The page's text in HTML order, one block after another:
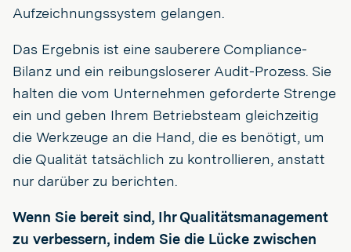
Aufzeichnungssystem gelangen.
Das Ergebnis ist eine sauberere Compliance-
Bilanz und ein reibungsloserer Audit-Prozess. Sie
halten die vom Unternehmen geforderte Strenge
ein und geben Ihrem Betriebsteam gleichzeitig
die Werkzeuge an die Hand, die es benötigt, um
die Qualität tatsächlich zu kontrollieren, anstatt
nur darüber zu berichten.
Wenn Sie bereit sind, Ihr Qualitätsmanagement
zu verbessern, indem Sie die Lücke zwischen